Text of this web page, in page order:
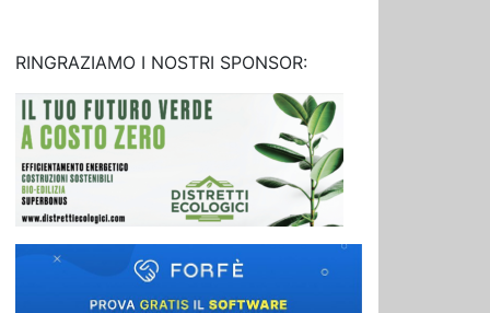
RINGRAZIAMO I NOSTRI SPONSOR: